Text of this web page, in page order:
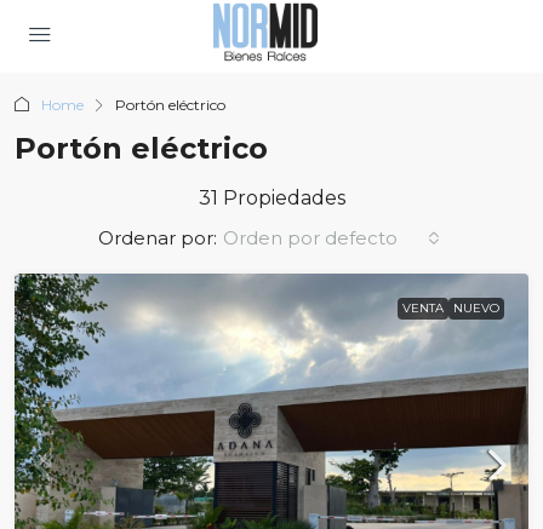
Home Portón eléctrico
Portón eléctrico
31 Propiedades
Ordenar por: Orden por defecto
VENTA NUEVO